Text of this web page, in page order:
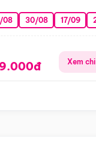
08 30/08 17/09
Xem